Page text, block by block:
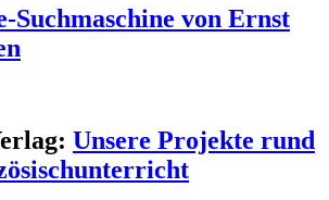
Suchmaschine von Ernst
Unsere Projekte rund